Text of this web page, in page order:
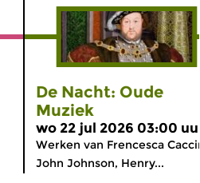
De Nacht: Oude
Muziek
wo 22 jul 2026 03:00
Werken van Frencesca
John Johnson, Henry...